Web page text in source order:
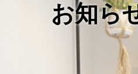
お知ら